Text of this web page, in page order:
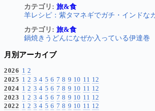
羊レシピ：紫タマネギでガチ・インドな
カテゴリ: 旅&食
鍋焼きうどんになぜか入っている伊達巻
カテゴリ: 旅&食
月別アーカイブ
2026 1 2
2025 1 2 3 4 5 6 7 8 9 10 11 12
2024 1 2 3 4 5 6 7 8 9 10 11 12
2023 1 2 3 4 5 6 7 8 9 10 11 12
2022 1 2 3 4 5 6 7 8 9 10 11 12